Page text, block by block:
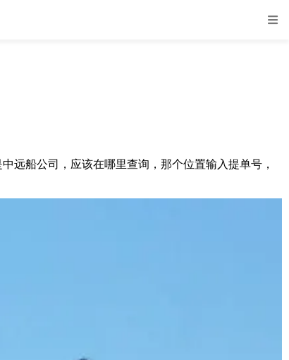
远船公司，应该在哪里查询，那个位置输入提单号，